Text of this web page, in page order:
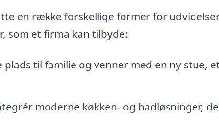
en række forskellige former for
som et firma kan tilbyde:
plads til familie og venner med en ny stue,
moderne køkken- og badløsninger,